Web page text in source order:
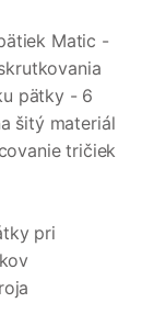
Matic -
pätky - 6
šitý materiál
tričiek
pri